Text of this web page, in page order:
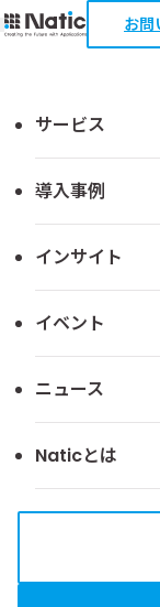
お問
サービス
導入事例
インサイト
イベント
ニュース
Naticとは
Microsoft
用導入事例